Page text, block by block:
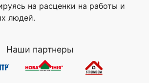
на расценки на работы и
людей.
Наши партнеры